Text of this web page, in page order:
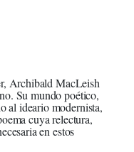
Archibald MacLeish
Su mundo poético,
al ideario modernista,
cuya relectura,
en estos